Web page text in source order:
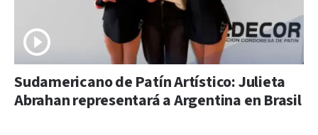
Sudamericano de Patín Artístico: Julieta
Abrahan representará a Argentina en Brasil